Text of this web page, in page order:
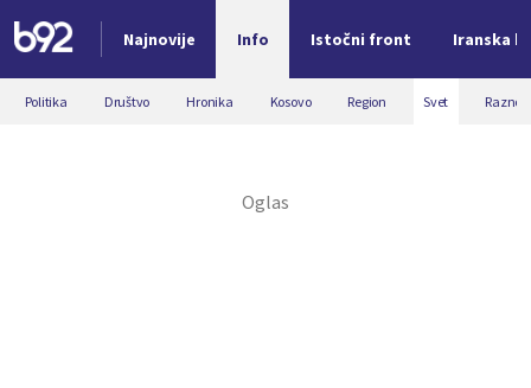
Najnovije Info Istočni front Iranska
Nova vest
Politika Društvo Hronika Kosovo Region Svet Razno